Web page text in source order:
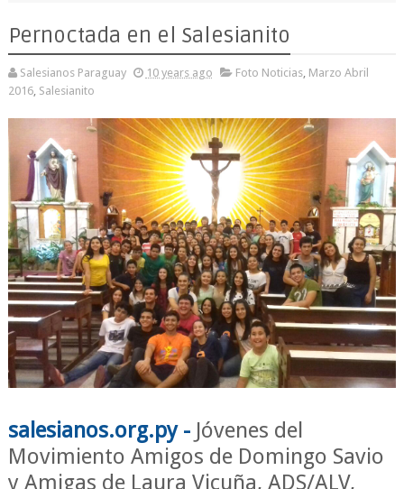
Pernoctada en el Salesianito
Salesianos Paraguay 10 years ago Foto Noticias, Marzo Abril
2016, Salesianito
salesianos.org.py -Jóvenes del
Movimiento Amigos de Domingo Savio
y Amigas de Laura Vicuña, ADS/ALV,